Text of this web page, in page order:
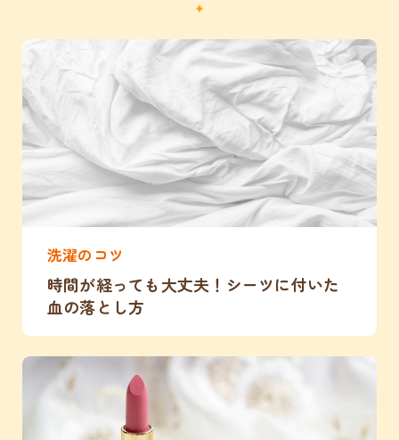
洗濯のコツ
時間が経っても大丈夫！シーツに付いた
血の落とし方